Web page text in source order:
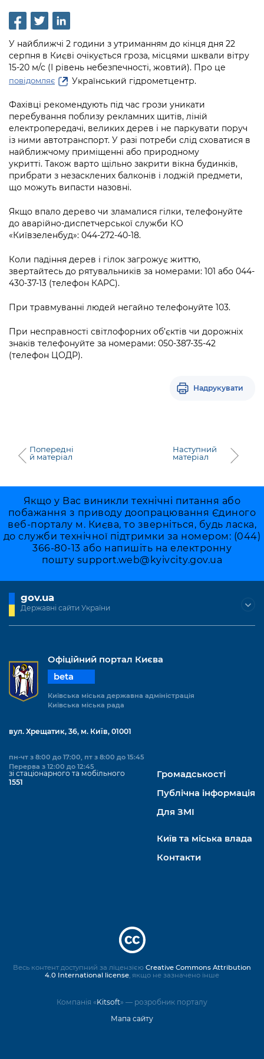
Проєкти розпоряджень, що
перебувають на погодженні КМВА
Рішення Київради
Графік роботи та прийому громадян
Вакансії
Статистика
Звернення громадян
Регуляторна діяльність
Промисловість і наука Києва
Підприємства, установи, організації
Гендерна політика
Київська міська військова адміністрація
Освіта та навчальні заклади
Навколишнє середовище міста
Містобудування та земельні ділянки
Культура, спорт, дозвілля
Бізнес та ліцензування
Фінанси та бюджет
Безпека та правопорядок
Ритуальні послуги
Іноземцям / For foreigners
Пам'ятки культурної спадщини
Портал Захисників та Захисниць
Безбар'єрність
Портал послуг
Міський застосунок Київ Цифровий
Громадська експертиза
Консультації з громадськістю
Громадська рада
Петиції
Відкритий бюджет
Контактний центр
Допомога учасникам АТО
Рада з питань внутрішньо переміщених
осіб при Київській міській військовій
адміністрації
«Ініціатива «Партнерство «Відкритий
Уряд» – місцевий рівень»
Інформація з обмеженим доступом
Подати запит онлайн
Проекти нормативно-правових та
інших актів
Нормативна база
Питання і відповіді про публічну
інформацію
Порядок оскарження рішень, дій чи
бездіяльності розпорядників інформації
Звіти про опрацювання запитів на
публічну інформацію
Про відкриті дані
Портал даних Києва
Публічні дашборди
Медіагалерея
Підписатися на новини та анонси від
КМДА / Subscribe to announcements
from the KCSA
Порядок акредитації медіа /
Accreditation process
Подати журналістський запит /
Submitting a media request
Зйомки в лікарнях в умовах воєнного
стану / Rules for media coverage of
hospitals at work under martial law
Контакти для медіа / Contacts for mass
media
Портал Послуг
У найближчі 2 години з утриманням до кінця дня 22
серпня в Києві очікується гроза, місцями шквали вітру
15-20 м/с (І рівень небезпечності, жовтий). Про це
повідомляє Український гідрометцентр.
Фахівці рекомендують під час грози уникати
перебування поблизу рекламних щитів, ліній
електропередачі, великих дерев і не паркувати поруч
із ними автотранспорт. У разі потреби слід сховатися в
найближчому приміщенні або природному
укритті. Також варто щільно закрити вікна будинків,
прибрати з незасклених балконів і лоджій предмети,
що можуть випасти назовні.
Якщо впало дерево чи зламалися гілки, телефонуйте
до аварійно-диспетчерської служби КО
«Київзеленбуд»: 044-272-40-18.
Коли падіння дерев і гілок загрожує життю,
звертайтесь до рятувальників за номерами: 101 або 044-
430-37-13 (телефон КАРС).
При травмуванні людей негайно телефонуйте 103.
При несправності світлофорних об’єктів чи дорожніх
знаків телефонуйте за номерами: 050-387-35-42
(телефон ЦОДР).
Надрукувати
Попередні
й матеріал
Наступний
матеріал
Якщо у Вас виникли технічні питання або
побажання з приводу доопрацювання Єдиного
веб-порталу м. Києва, то зверніться, будь ласка,
до служби технічної підтримки за номером: (044)
366-80-13 або напишіть на електронну
пошту support.web@kyivcity.gov.ua
gov.ua
Державні сайти України
Офіційний портал Києва
beta
Київська міська державна адміністрація
Київська міська рада
вул. Хрещатик, 36, м. Київ, 01001
пн-чт з 8:00 до 17:00, пт з 8:00 до 15:45
Перерва з 12:00 до 12:45
зі стаціонарного та мобільного
1551
Громадськості
Публічна інформація
Для ЗМІ
Київ та міська влада
Контакти
Компанія «Kitsoft» — розробник порталу
Мапа сайту
Весь контент доступний за ліцензією Creative Commons Attribution
4.0 International license, якщо не зазначено інше